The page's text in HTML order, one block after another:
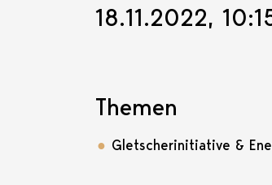
18.11.2022,
Themen
Gletscherinitiative &